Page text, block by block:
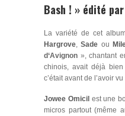
Bash ! » édité
La variété de cet
Hargrove,Sade ou
d‘Avignon », chantant
chinois, avait déjà
c’était avant de l’avoir
Jowee Omicil est une
micros partout (même